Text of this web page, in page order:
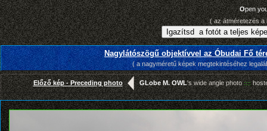
Open
( az átméretezés a
Nagylátószögű objektívvel az Óbudai Fő
( a nagyméretű képek megtekintéséhez
Előző kép - Preceding photo GLobe M. OWL's wide angle photo::::